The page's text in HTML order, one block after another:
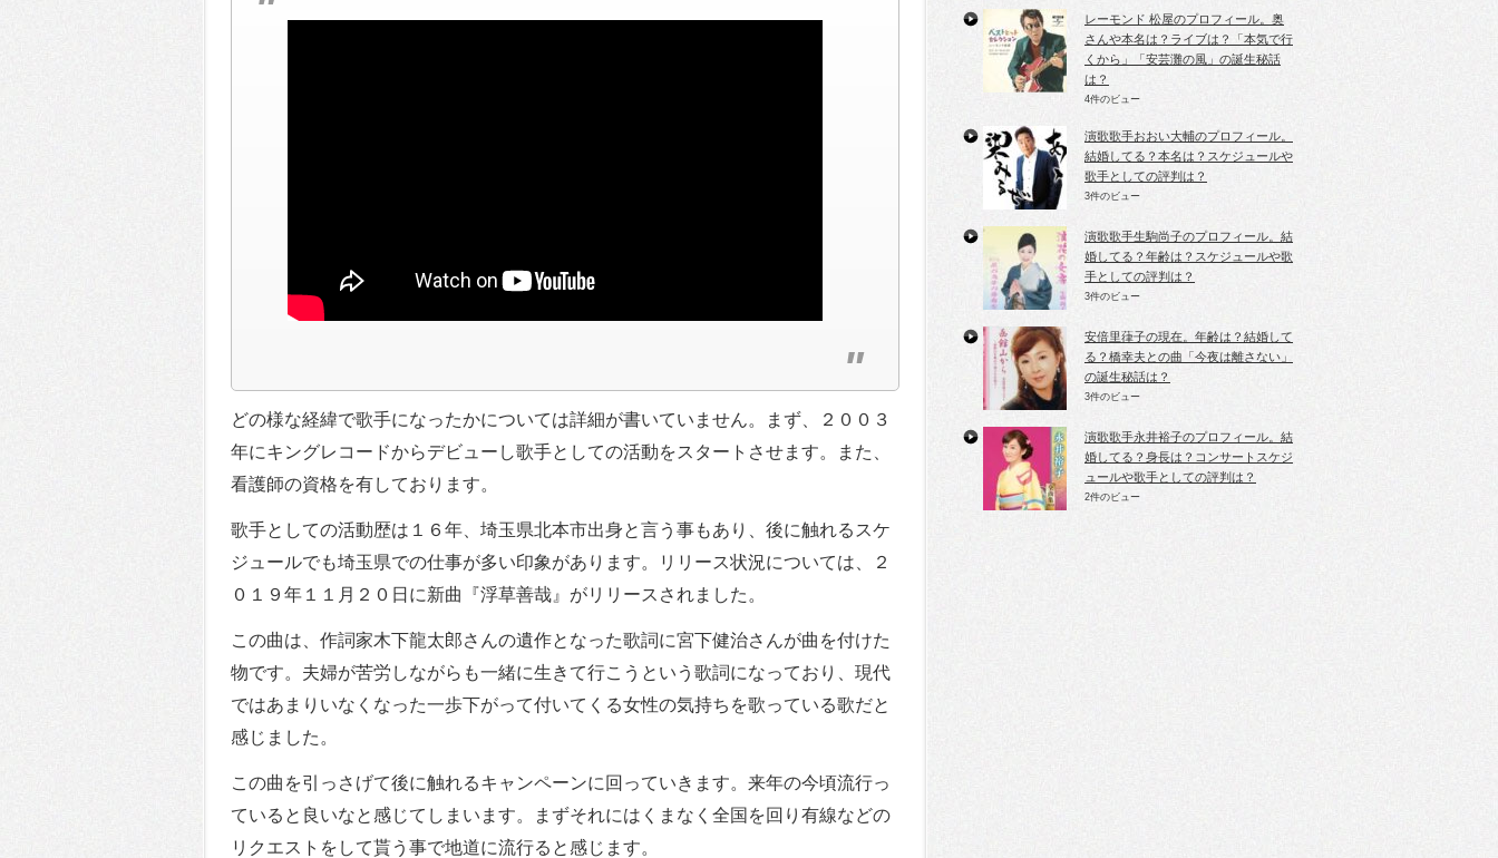
どの様な経緯で歌手になったかについては詳細が書いていません。まず、２００３
年にキングレコードからデビューし歌手としての活動をスタートさせます。また、
看護師の資格を有しております。
歌手としての活動歴は１６年、埼玉県北本市出身と言う事もあり、後に触れるスケ
ジュールでも埼玉県での仕事が多い印象があります。リリース状況については、２
０１９年１１月２０日に新曲『浮草善哉』がリリースされました。
この曲は、作詞家木下龍太郎さんの遺作となった歌詞に宮下健治さんが曲を付けた
物です。夫婦が苦労しながらも一緒に生きて行こうという歌詞になっており、現代
ではあまりいなくなった一歩下がって付いてくる女性の気持ちを歌っている歌だと
感じました。
この曲を引っさげて後に触れるキャンペーンに回っていきます。来年の今頃流行っ
ていると良いなと感じてしまいます。まずそれにはくまなく全国を回り有線などの
リクエストをして貰う事で地道に流行ると感じます。
レーモンド 松屋のプロフィール。奥
さんや本名は？ライブは？「本気で行
くから」「安芸灘の風」の誕生秘話
は？
4件のビュー
演歌歌手おおい大輔のプロフィール。
結婚してる？本名は？スケジュールや
歌手としての評判は？
3件のビュー
演歌歌手生駒尚子のプロフィール。結
婚してる？年齢は？スケジュールや歌
手としての評判は？
3件のビュー
安倍里葎子の現在。年齢は？結婚して
る？橋幸夫との曲「今夜は離さない」
の誕生秘話は？
3件のビュー
演歌歌手永井裕子のプロフィール。結
婚してる？身長は？コンサートスケジ
ュールや歌手としての評判は？
2件のビュー